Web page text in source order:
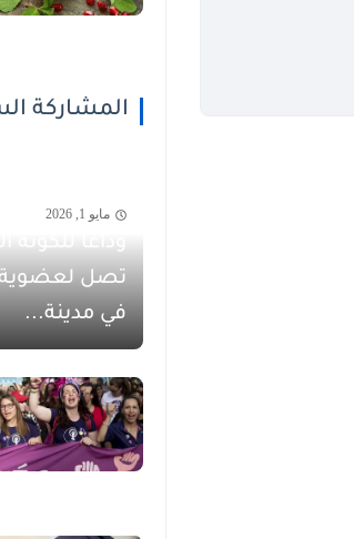
المشاركة
مايو 1, 2026
وداعاً للكوتة
تصل لعضوية
في مدينة...